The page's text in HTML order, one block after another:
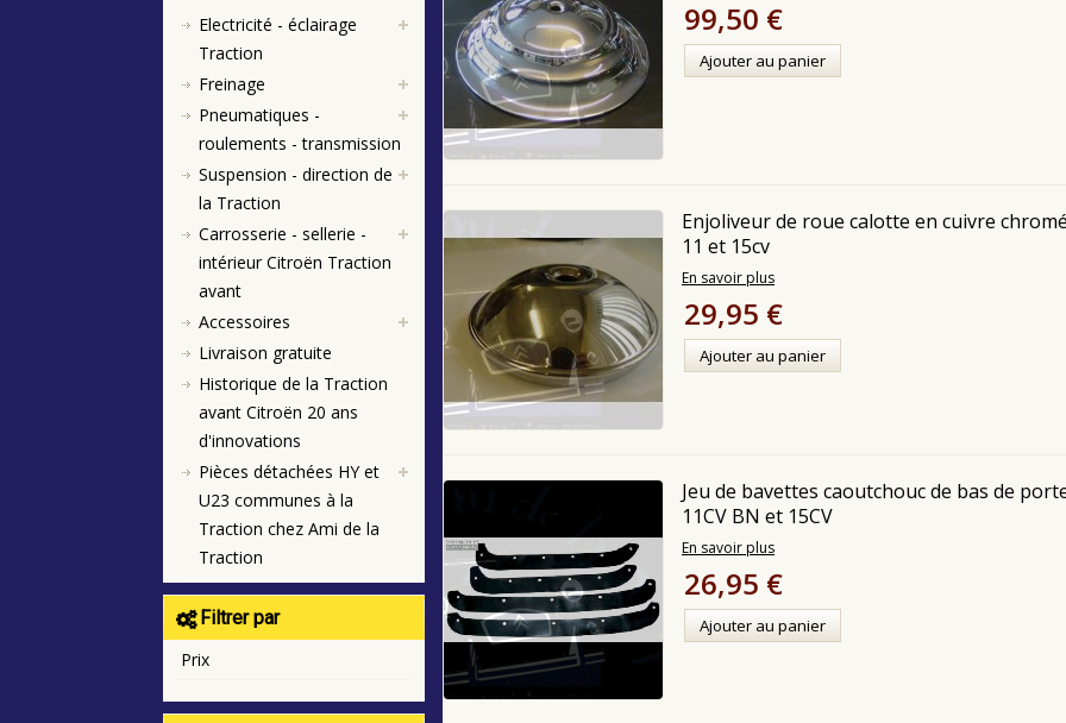
99,50 €
Ajouter au panier
Enjoliveur de roue calotte en cuivre
11 et 15cv
En savoir plus
29,95 €
Ajouter au panier
Jeu de bavettes caoutchouc de bas de
11CV BN et 15CV
En savoir plus
26,95 €
Ajouter au panier
Electricité - éclairage
Traction
Freinage
Pneumatiques -
roulements - transmission
Suspension - direction de
la Traction
Carrosserie - sellerie -
intérieur Citroën Traction
avant
Accessoires
Livraison gratuite
Historique de la Traction
avant Citroën 20 ans
d'innovations
Pièces détachées HY et
U23 communes à la
Traction chez Ami de la
Traction
Filtrer par
Prix